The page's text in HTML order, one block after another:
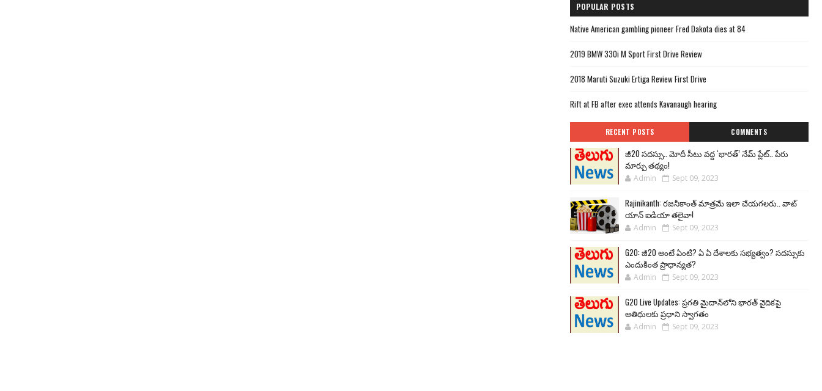
POPULAR POSTS
Native American gambling pioneer Fred Dakota dies at 84
2019 BMW 330i M Sport First Drive Review
2018 Maruti Suzuki Ertiga Review First Drive
Rift at FB after exec attends Kavanaugh hearing
RECENT POSTS COMMENTS
జీ20 సదస్సు.. మోదీ సీటు వద్ద ‘భారత్’ నేమ్ ప్లేట్‌.. పేరు
మార్పు తథ్యం!
Admin Sept 09, 2023
Rajinikanth: రజనీకాంత్ మాత్రమే ఇలా చేయగలరు.. వాట్
యాన్ ఐడియా తలైవా!
Admin Sept 09, 2023
G20: జీ20 అంటే ఏంటి? ఏ ఏ దేశాలకు సభ్యత్వం? సదస్సుకు
ఎందుకింత ప్రాధాన్యత?
Admin Sept 09, 2023
G20 Live Updates: ప్రగతి మైదాన్‌లోని భారత్ వైదికపై
అతిథులకు ప్రధాని స్వాగతం
Admin Sept 09, 2023